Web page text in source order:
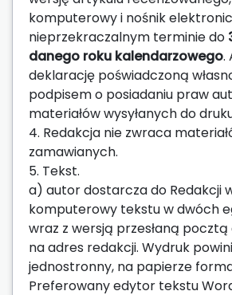
komputerowy i nośnik
nieprzekraczalnym terminie do
danego roku kalendarzowego.
deklarację poświadczoną
podpisem o posiadaniu praw
materiałów wysyłanych do
4. Redakcja nie zwraca
zamawianych.
5. Tekst.
a) autor dostarcza do Redakcji
komputerowy tekstu w dwóch
wraz z wersją przesłaną
na adres redakcji. Wydruk
jednostronny, na papierze
Preferowany edytor tekstu